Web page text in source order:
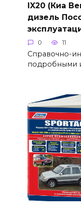
IX20 (Киа
дизель
0 11
Справочно-
подробными